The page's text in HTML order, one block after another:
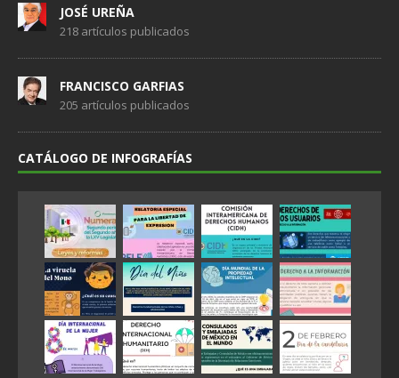
JOSÉ UREÑA
218 artículos publicados
FRANCISCO GARFIAS
205 artículos publicados
CATÁLOGO DE INFOGRAFÍAS